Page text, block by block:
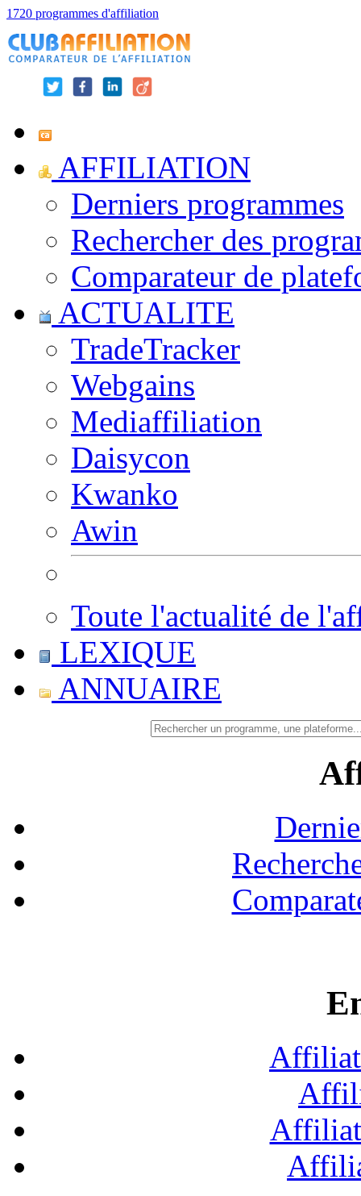
1720 programmes d'affiliation
AFFILIATION
Derniers programmes
Rechercher des
Comparateur de
ACTUALITE
TradeTracker
Webgains
Mediaffiliation
Daisycon
Kwanko
Awin
Toute l'actualité de
LEXIQUE
ANNUAIRE